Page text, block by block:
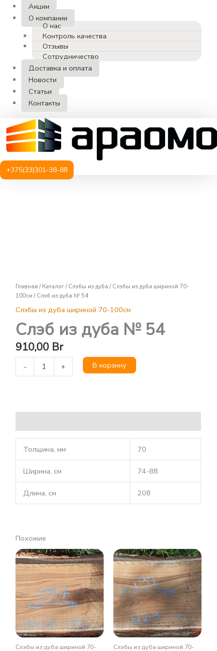
Акции
О компании
О нас
Контроль качества
Отзывы
Сотрудничество
Доставка и оплата
Новости
Статьи
Контакты
+375(33)301-38-88
Главная /Каталог/Слэбы из дуба /Слэбы из дуба шириной 70-
100см / Слэб из дуба № 54
Слэбы из дуба шириной 70-100см
Слэб из дуба № 54
910,00 Br
- + В корзину
Толщина, мм 70
Ширина, см 74-88
Длина, см 208
Похожие
Слэбы из дуба шириной 70-
Слэбы из дуба шириной 70-